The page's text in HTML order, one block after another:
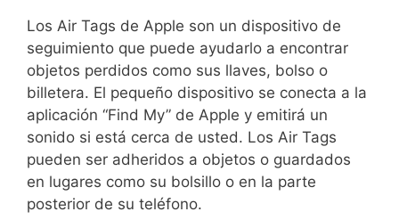
Los Air Tags de Apple son un dispositivo de
seguimiento que puede ayudarlo a encontrar
objetos perdidos como sus llaves, bolso o
billetera. El pequeño dispositivo se conecta a la
aplicación “Find My” de Apple y emitirá un
sonido si está cerca de usted. Los Air Tags
pueden ser adheridos a objetos o guardados
en lugares como su bolsillo o en la parte
posterior de su teléfono.